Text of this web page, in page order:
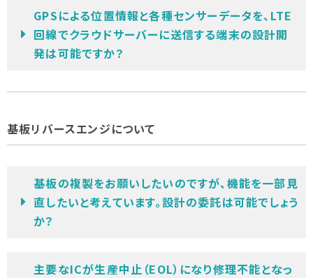
GPSによる位置情報と各種センサーデータを、LTE
回線でクラウドサーバーに送信する端末の設計開
発は可能ですか？
基板リバースエンジについて
基板の複製をお願いしたいのですが、機能を一部見
直したいと考えています。設計の委託は可能でしょう
か？
主要なICが生産中止（EOL）になり修理不能となっ